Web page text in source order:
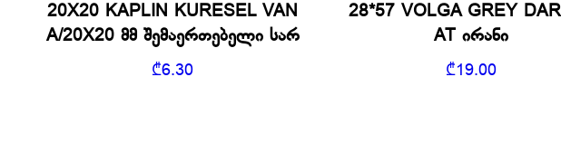
20X20 KAPLIN KURESEL VAN
A/20X20 მმ შემაერთებელი სარ
₾6.30
28*57 VOLGA GREY
AT ირანი
₾19.00